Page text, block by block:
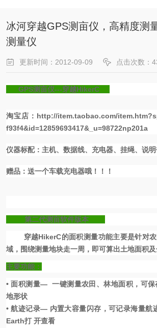
冰河穿越GPS测亩仪，高精度测
测量仪
更新时间：2012-09-09
点击次数：
GPS测亩仪---穿越HikerC
淘宝店： http://item.taobao.com/
f93f4&id=12859693417&_u=98722np201a
仪器标配：主机、数据线、充电器、挂绳、说
赠品：送一个车载充电器哦！！！
第二代测亩软件版本
穿越HikerC的面积测量功能主要是针对
域，围绕测量地块走一周，即可算出土地面积
主要功能：
•面积测量—一键测量农田、林地面积，可保
地形状
•航迹记录— 内置大容量闪存，可记录海量航
Earth打 开查看